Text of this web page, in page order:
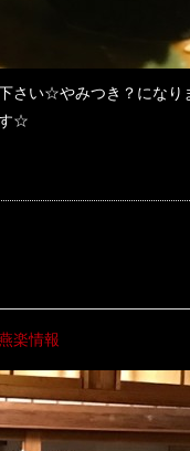
さい☆やみつき？になり
☆
楽情報